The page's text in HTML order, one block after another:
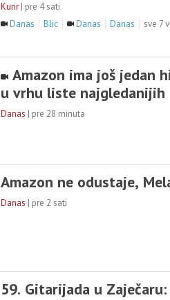
Kurir | pre 4 sati
Danas
Blic Danas Danas sve 7
Amazon ima još jedan
u vrhu liste najgledanijih
Danas | pre 28 minuta
Amazon ne odustaje,
Danas | pre 2 sati
59. Gitarijada u